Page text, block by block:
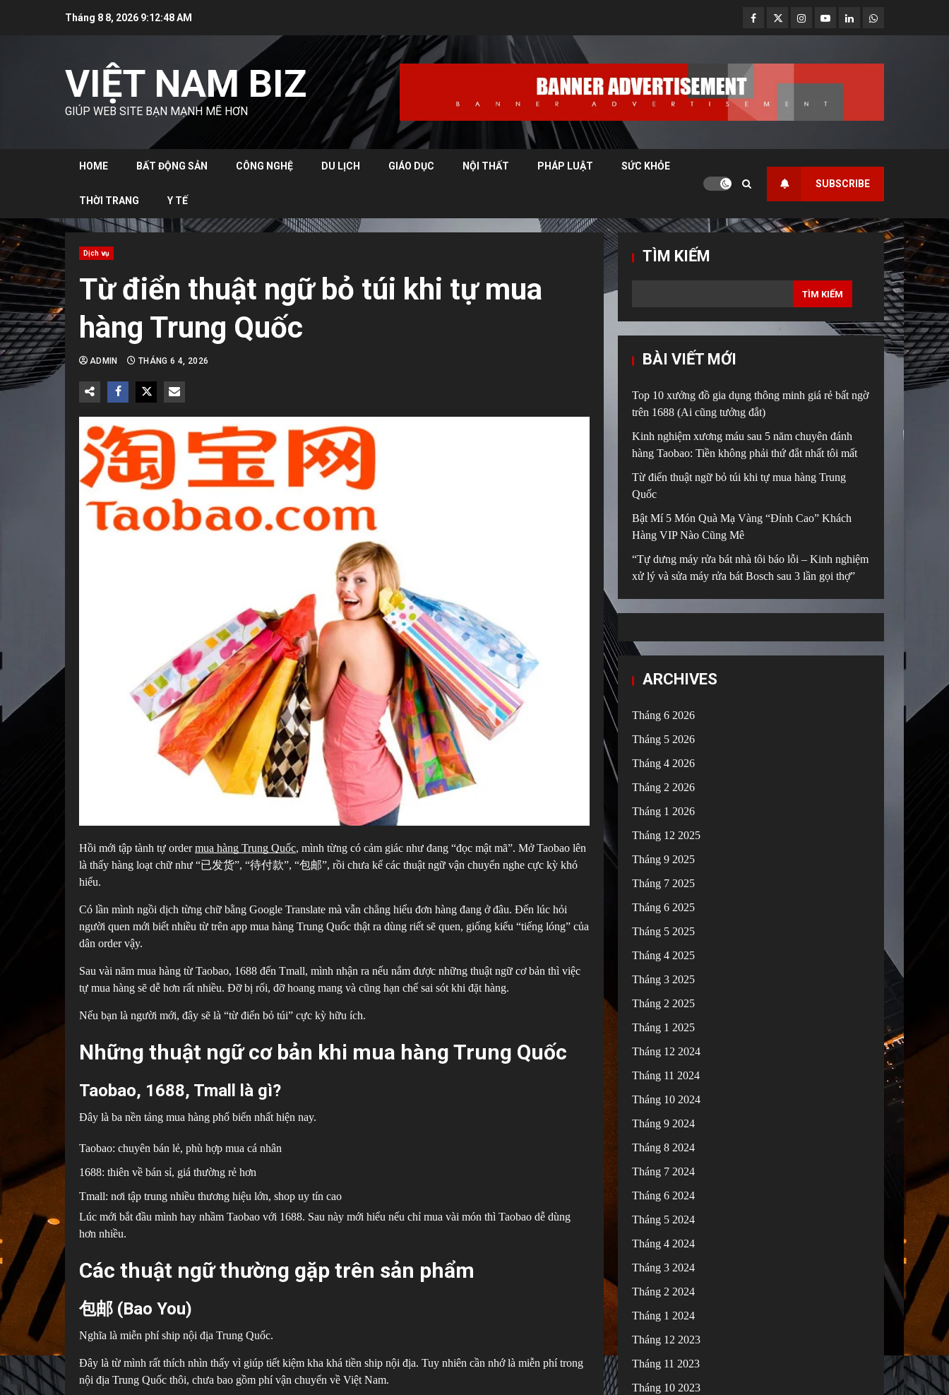
Tháng 8 8, 2026 9:12:50 AM Facebook
TwitterInstagram
YoutubeLinkedinWhatsapp
VIỆT NAM BIZ
GIÚP WEB SITE BẠN MẠNH MẼ HƠN
HOME BẤT ĐỘNG SẢN CÔNG NGHỆ DU LỊCH GIÁO DỤC NỘI THẤT PHÁP LUẬT SỨC KHỎE
THỜI TRANG Y TẾ
SUBSCRIBE
Dịch vụ
Từ điển thuật ngữ bỏ túi khi tự mua
hàng Trung Quốc
ADMIN THÁNG 6 4, 2026
Hồi mới tập tành tự ordermua hàng Trung Quốc, mình từng có cảm giác như đang “đọc mật mã”. Mở Taobao lên
là thấy hàng loạt chữ như “已发货”, “待付款”, “包邮”, rồi chưa kể các thuật ngữ vận chuyển nghe cực kỳ khó
hiểu.
Có lần mình ngồi dịch từng chữ bằng Google Translate mà vẫn chẳng hiểu đơn hàng đang ở đâu. Đến lúc hỏi
người quen mới biết nhiều từ trên app mua hàng Trung Quốc thật ra dùng riết sẽ quen, giống kiểu “tiếng lóng” của
dân order vậy.
Sau vài năm mua hàng từ Taobao, 1688 đến Tmall, mình nhận ra nếu nắm được những thuật ngữ cơ bản thì việc
tự mua hàng sẽ dễ hơn rất nhiều. Đỡ bị rối, đỡ hoang mang và cũng hạn chế sai sót khi đặt hàng.
Nếu bạn là người mới, đây sẽ là “từ điển bỏ túi” cực kỳ hữu ích.
Những thuật ngữ cơ bản khi mua hàng Trung Quốc
Taobao, 1688, Tmall là gì?
Đây là ba nền tảng mua hàng phổ biến nhất hiện nay.
Taobao: chuyên bán lẻ, phù hợp mua cá nhân
1688: thiên về bán sỉ, giá thường rẻ hơn
Tmall: nơi tập trung nhiều thương hiệu lớn, shop uy tín cao
Lúc mới bắt đầu mình hay nhầm Taobao với 1688. Sau này mới hiểu nếu chỉ mua vài món thì Taobao dễ dùng
hơn nhiều.
Các thuật ngữ thường gặp trên sản phẩm
包邮 (Bao You)
Nghĩa là miễn phí ship nội địa Trung Quốc.
Đây là từ mình rất thích nhìn thấy vì giúp tiết kiệm kha khá tiền ship nội địa. Tuy nhiên cần nhớ là miễn phí trong
nội địa Trung Quốc thôi, chưa bao gồm phí vận chuyển về Việt Nam.
TÌM KIẾM
TÌM KIẾM
BÀI VIẾT MỚI
Top 10 xưởng đồ gia dụng thông minh giá rẻ bất ngờ
trên 1688 (Ai cũng tưởng đắt)
Kinh nghiệm xương máu sau 5 năm chuyên đánh
hàng Taobao: Tiền không phải thứ đắt nhất tôi mất
Từ điển thuật ngữ bỏ túi khi tự mua hàng Trung
Quốc
Bật Mí 5 Món Quà Mạ Vàng “Đỉnh Cao” Khách
Hàng VIP Nào Cũng Mê
“Tự dưng máy rửa bát nhà tôi báo lỗi – Kinh nghiệm
xử lý và sửa máy rửa bát Bosch sau 3 lần gọi thợ”
ARCHIVES
Tháng 6 2026
Tháng 5 2026
Tháng 4 2026
Tháng 2 2026
Tháng 1 2026
Tháng 12 2025
Tháng 9 2025
Tháng 7 2025
Tháng 6 2025
Tháng 5 2025
Tháng 4 2025
Tháng 3 2025
Tháng 2 2025
Tháng 1 2025
Tháng 12 2024
Tháng 11 2024
Tháng 10 2024
Tháng 9 2024
Tháng 8 2024
Tháng 7 2024
Tháng 6 2024
Tháng 5 2024
Tháng 4 2024
Tháng 3 2024
Tháng 2 2024
Tháng 1 2024
Tháng 12 2023
Tháng 11 2023
Tháng 10 2023